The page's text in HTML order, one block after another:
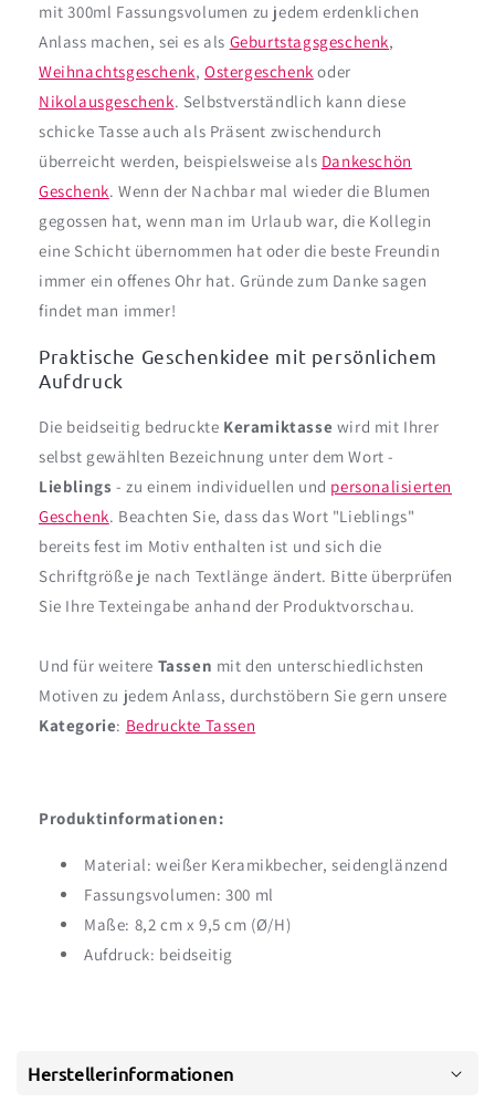
mit 300ml Fassungsvolumen zu jedem erdenklichen
Anlass machen, sei es als Geburtstagsgeschenk,
Weihnachtsgeschenk,Ostergeschenk oder
Nikolausgeschenk. Selbstverständlich kann diese
schicke Tasse auch als Präsent zwischendurch
überreicht werden, beispielsweise als Dankeschön
Geschenk. Wenn der Nachbar mal wieder die Blumen
gegossen hat, wenn man im Urlaub war, die Kollegin
eine Schicht übernommen hat oder die beste Freundin
immer ein offenes Ohr hat. Gründe zum Danke sagen
findet man immer!
Praktische Geschenkidee mit persönlichem
Aufdruck
Die beidseitig bedruckte Keramiktasse wird mit Ihrer
selbst gewählten Bezeichnung unter dem Wort -
Lieblings - zu einem individuellen und personalisierten
Geschenk. Beachten Sie, dass das Wort "Lieblings"
bereits fest im Motiv enthalten ist und sich die
Schriftgröße je nach Textlänge ändert. Bitte überprüfen
Sie Ihre Texteingabe anhand der Produktvorschau.
Und für weitere Tassen mit den unterschiedlichsten
Motiven zu jedem Anlass, durchstöbern Sie gern unsere
Kategorie: Bedruckte Tassen
Produktinformationen:
Material: weißer Keramikbecher, seidenglänzend
Fassungsvolumen: 300 ml
Maße: 8,2 cm x 9,5 cm (Ø/H)
Aufdruck: beidseitig
Herstellerinformationen